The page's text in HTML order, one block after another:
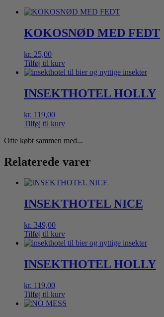
KOKOSNØD MED FEDT
kr. 25,00
Tilføj til kurv
INSEKTHOTEL HOLLY
kr. 119,00
Tilføj til kurv
Ofte købt sammen med...
Relaterede varer
INSEKTHOTEL NICE
kr. 349,00
Tilføj til kurv
INSEKTHOTEL HOLLY
kr. 119,00
Tilføj til kurv